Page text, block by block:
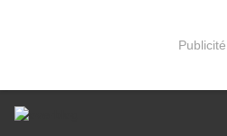
Publicité